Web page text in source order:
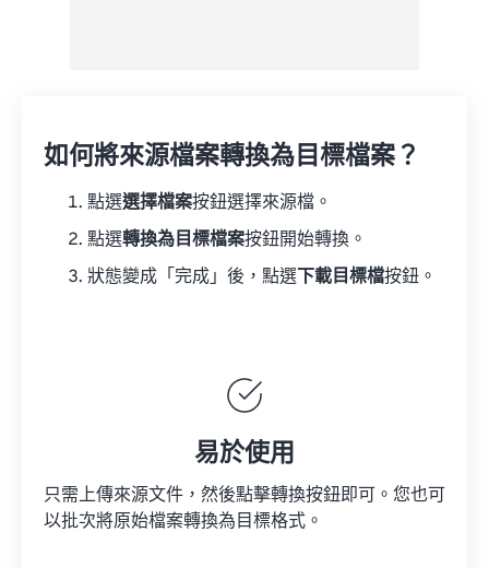
如何將來源檔案轉換為目標檔案？
點選選擇檔案按鈕選擇來源檔。
點選轉換為目標檔案按鈕開始轉換。
狀態變成「完成」後，點選 下載目標檔按鈕。
易於使用
只需上傳來源文件，然後點擊轉換按鈕即可。您也可
以批次將原始檔案轉換為目標格式。